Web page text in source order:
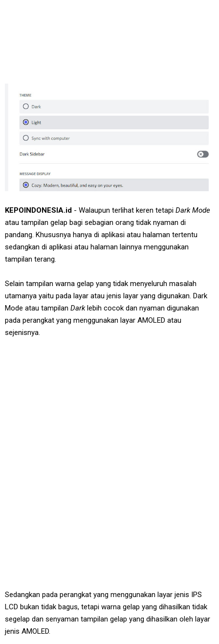
KEPOINDONESIA.id - Walaupun terlihat keren tetapi Dark Mode
atau tampilan gelap bagi sebagian orang tidak nyaman di
pandang. Khususnya hanya di aplikasi atau halaman tertentu
sedangkan di aplikasi atau halaman lainnya menggunakan
tampilan terang.
Selain tampilan warna gelap yang tidak menyeluruh masalah
utamanya yaitu pada layar atau jenis layar yang digunakan. Dark
Mode atau tampilan Darklebih cocok dan nyaman digunakan
pada perangkat yang menggunakan layar AMOLED atau
sejenisnya.
Sedangkan pada perangkat yang menggunakan layar jenis IPS
LCD bukan tidak bagus, tetapi warna gelap yang dihasilkan tidak
segelap dan senyaman tampilan gelap yang dihasilkan oleh layar
jenis AMOLED.